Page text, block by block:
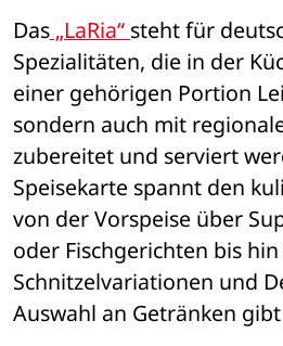
Das „LaRia“ steht für
Spezialitäten, die in der
einer gehörigen Portion
sondern auch mit
zubereitet und serviert
Speisekarte spannt den
von der Vorspeise über
oder Fischgerichten bis
Schnitzelvariationen und
Auswahl an Getränken